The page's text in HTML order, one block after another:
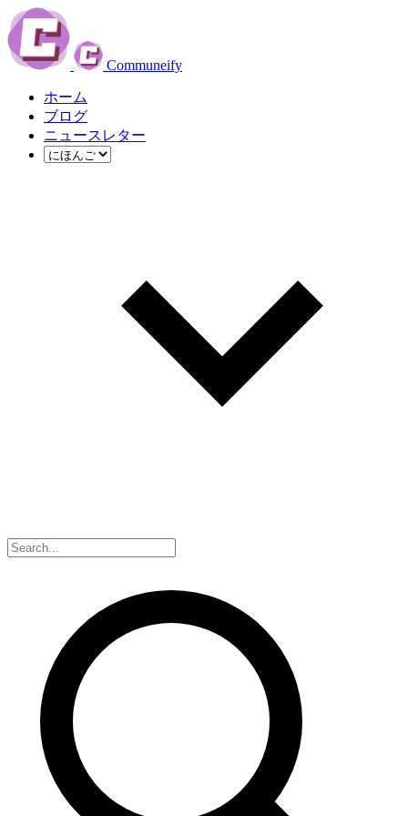
Communeify
ホーム
ブログ
ニュースレター